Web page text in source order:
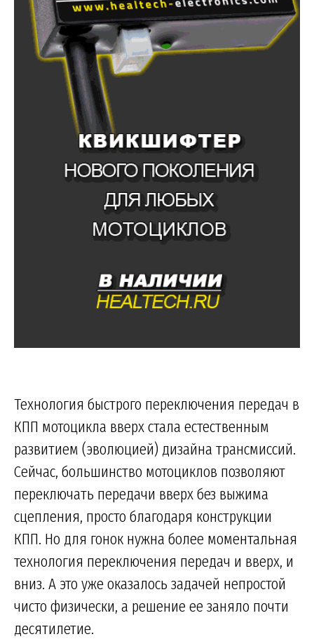
Технология быстрого переключения передач в
КПП мотоцикла вверх стала естественным
развитием (эволюцией) дизайна трансмиссий.
Сейчас, большинство мотоциклов позволяют
переключать передачи вверх без выжима
сцепления, просто благодаря конструкции
КПП. Но для гонок нужна более моментальная
технология переключения передач и вверх, и
вниз. А это уже оказалось задачей непростой
чисто физически, а решение ее заняло почти
десятилетие.